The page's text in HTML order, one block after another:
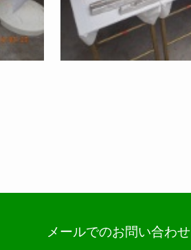
メールでのお問い合わせ